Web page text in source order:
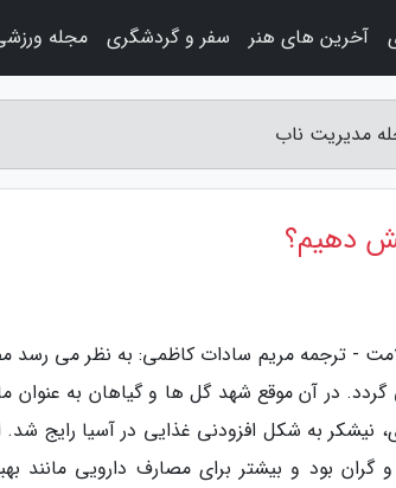
مدیریت ناب
دهیم؟
- ترجمه مریم سادات کاظمی: به نظر می
در آن موقع شهد گل ها و گیاهان به عنوان
نیشکر به شکل افزودنی غذایی در آسیا رایج
گران بود و بیشتر برای مصارف دارویی مانند
آخرین های هنر سفر و گردشگری مجله